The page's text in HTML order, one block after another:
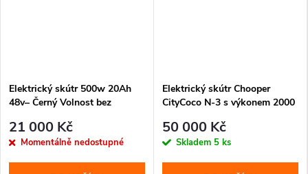
Elektrický skútr 500w 20Ah
48v– Černý Volnost bez
starostí.
21 000 Kč
Momentálně nedostupné
Elektrický skútr Chooper
CityCoco N-3 s výkonem 2000
až 100 km. Stylový černý
design, tichý provoz a
50 000 Kč
Skladem 5 ks